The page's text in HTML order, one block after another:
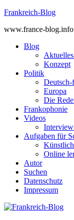
Skip
content
Frankreich-Blog
www.france-blog.info
Blog
Konzept
Politik
Deutsch-
Europa
Die
Frankophonie
Videos
Aufgaben für
Online
Autor
Suchen
Datenschutz
Impressum